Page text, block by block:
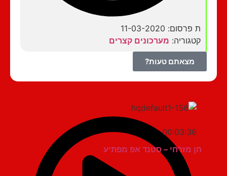
ת פרסום: 11-03-2020
קטגוריה:מערכונים קצרים
מצאתם טעות?
00:03:36
חן מזרחי – סטנד אפ מפתיע